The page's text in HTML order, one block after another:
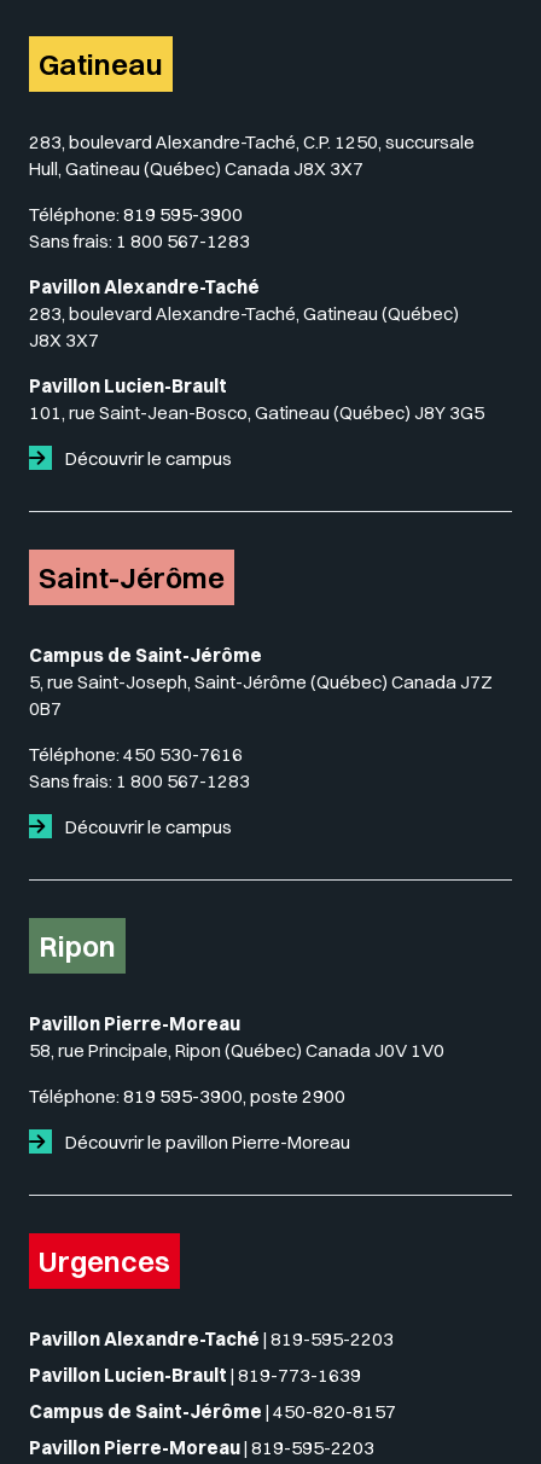
Gatineau
283, boulevard Alexandre-Taché, C.P. 1250, succursale
Hull, Gatineau (Québec) Canada J8X 3X7
Téléphone: 819 595-3900
Sans frais: 1 800 567-1283
Pavillon Alexandre-Taché
283, boulevard Alexandre-Taché, Gatineau (Québec)
J8X 3X7
Pavillon Lucien-Brault
101, rue Saint-Jean-Bosco, Gatineau (Québec) J8Y 3G5
Découvrir le campus
Saint-Jérôme
Campus de Saint-Jérôme
5, rue Saint-Joseph, Saint-Jérôme (Québec) Canada J7Z
0B7
Téléphone: 450 530-7616
Sans frais: 1 800 567-1283
Découvrir le campus
Ripon
Pavillon Pierre-Moreau
58, rue Principale, Ripon (Québec) Canada J0V 1V0
Téléphone: 819 595-3900, poste 2900
Découvrir le pavillon Pierre-Moreau
Urgences
Pavillon Alexandre-Taché | 819-595-2203
Pavillon Lucien-Brault | 819-773-1639
Campus de Saint-Jérôme | 450-820-8157
Pavillon Pierre-Moreau| 819-595-2203